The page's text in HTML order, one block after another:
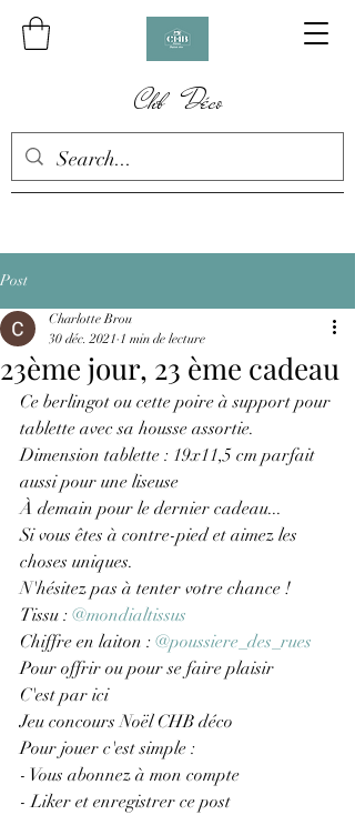
Chb Déco
Post
23ème jour, 23 ème cadeau
Charlotte Brou
30 déc. 2021 1 min de lecture
Ce berlingot ou cette poire à support pour
tablette avec sa housse assortie.
Dimension tablette : 19x11,5 cm parfait
aussi pour une liseuse
À demain pour le dernier cadeau...
Si vous êtes à contre-pied et aimez les
choses uniques.
N'hésitez pas à tenter votre chance !
Tissu : @mondialtissus
Chiffre en laiton : @poussiere_des_rues
Pour offrir ou pour se faire plaisir
C'est par ici
Jeu concours Noël CHB déco
Pour jouer c'est simple :
- Vous abonnez à mon compte
- Liker et enregistrer ce post